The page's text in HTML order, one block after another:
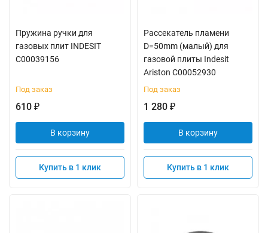
Пружина ручки для
газовых плит INDESIT
C00039156
Под заказ
610 ₽
В корзину
Купить в 1 клик
Рассекатель пламени
D=50mm (малый) для
газовой плиты Indesit
Ariston C00052930
Под заказ
1 280 ₽
В корзину
Купить в 1 клик